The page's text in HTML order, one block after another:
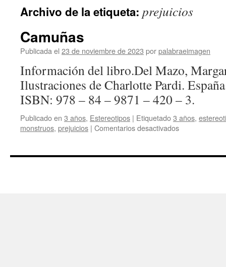
Archivo de la etiqueta: prejuicios
Camuñas
Publicada el 23 de noviembre de 2023 porpalabraeimagen
Información del libro.Del Mazo,
Ilustraciones de Charlotte Pardi.
ISBN: 978 – 84 – 9871 – 420 – 3.
Publicado en 3 años, Estereotipos | Etiquetado3 años,
monstruos, prejuicios | Comentarios desactivadosen